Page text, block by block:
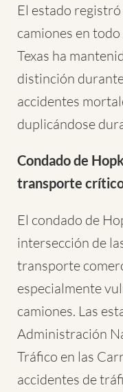
El estado
camiones en
Texas ha
distinción
accidentes
duplicándose
Condado de
transporte
El condado de
intersección de
transporte
especialmente
camiones. Las
Administración
Tráfico en las
accidentes de